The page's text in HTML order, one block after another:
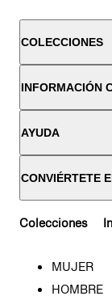
COLECCIONES
INFORMACIÓN
AYUDA
CONVIÉRTETE
Colecciones
MUJER
HOMBRE